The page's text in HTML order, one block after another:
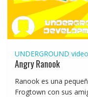
UNDERGROUND
Angry Ranook
Ranook es una
Frogtown con sus